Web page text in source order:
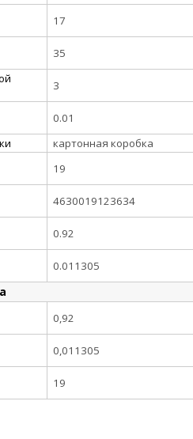
17
35
3
0.01
картонная коробка
19
4630019123634
0.92
0.011305
0,92
0,011305
19